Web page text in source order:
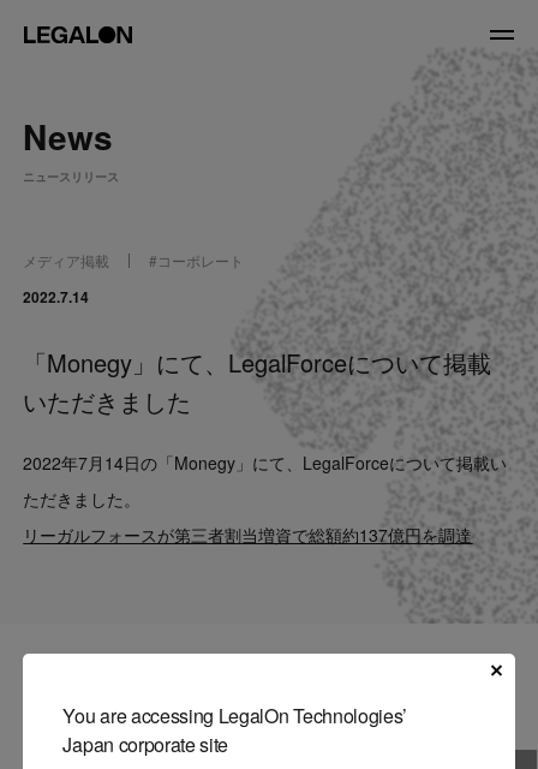
About
役員紹介
Service
News
LegalOn Now
You are accessing LegalOn Technologies’
Japan corporate site
News
ニュースリリース
メディア掲載 #コーポレート
2022.7.14
「Monegy」にて、LegalForceについて掲載
いただきました
2022年7月14日の「Monegy」にて、LegalForceについて掲載い
ただきました。
リーガルフォースが第三者割当増資で総額約137億円を調達